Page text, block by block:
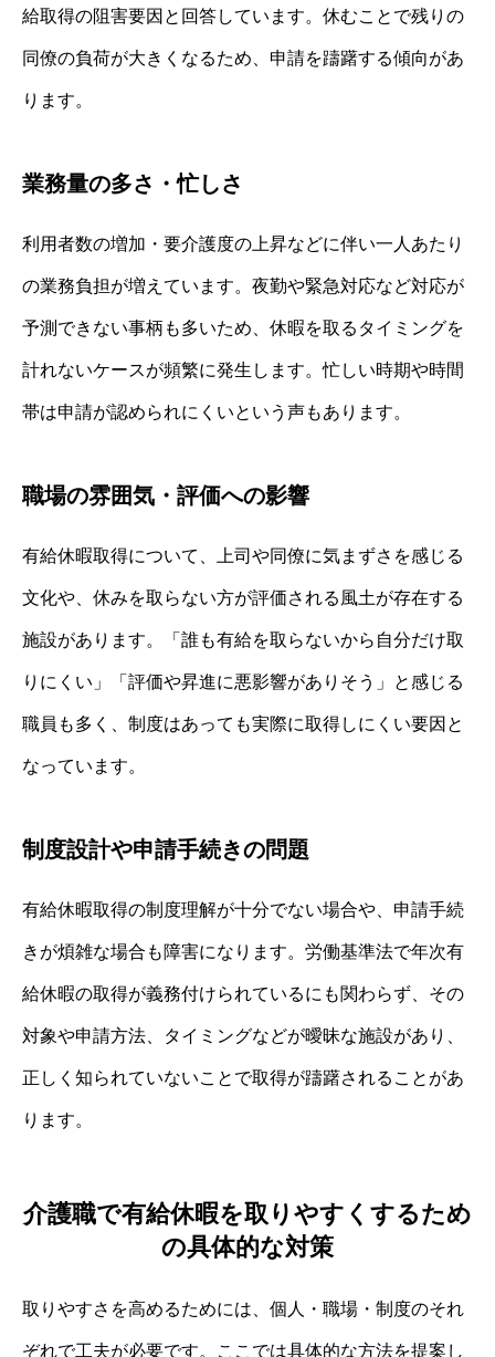
給取得の阻害要因と回答しています。休むことで残りの
同僚の負荷が大きくなるため、申請を躊躇する傾向があ
ります。
業務量の多さ・忙しさ
利用者数の増加・要介護度の上昇などに伴い一人あたり
の業務負担が増えています。夜勤や緊急対応など対応が
予測できない事柄も多いため、休暇を取るタイミングを
計れないケースが頻繁に発生します。忙しい時期や時間
帯は申請が認められにくいという声もあります。
職場の雰囲気・評価への影響
有給休暇取得について、上司や同僚に気まずさを感じる
文化や、休みを取らない方が評価される風土が存在する
施設があります。「誰も有給を取らないから自分だけ取
りにくい」「評価や昇進に悪影響がありそう」と感じる
職員も多く、制度はあっても実際に取得しにくい要因と
なっています。
制度設計や申請手続きの問題
有給休暇取得の制度理解が十分でない場合や、申請手続
きが煩雑な場合も障害になります。労働基準法で年次有
給休暇の取得が義務付けられているにも関わらず、その
対象や申請方法、タイミングなどが曖昧な施設があり、
正しく知られていないことで取得が躊躇されることがあ
ります。
介護職で有給休暇を取りやすくするため
の具体的な対策
取りやすさを高めるためには、個人・職場・制度のそれ
ぞれで工夫が必要です。ここでは具体的な方法を提案し